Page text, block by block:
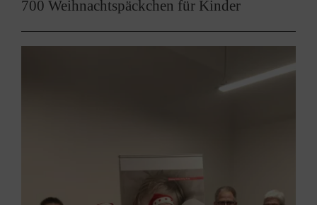
700 Weihnachtspäckchen für Kinder